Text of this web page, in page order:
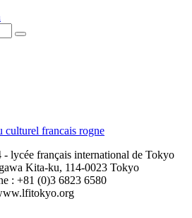
lycée français international de Tokyo
Kita-ku, 114-0023 Tokyo
: +81 (0)3 6823 6580